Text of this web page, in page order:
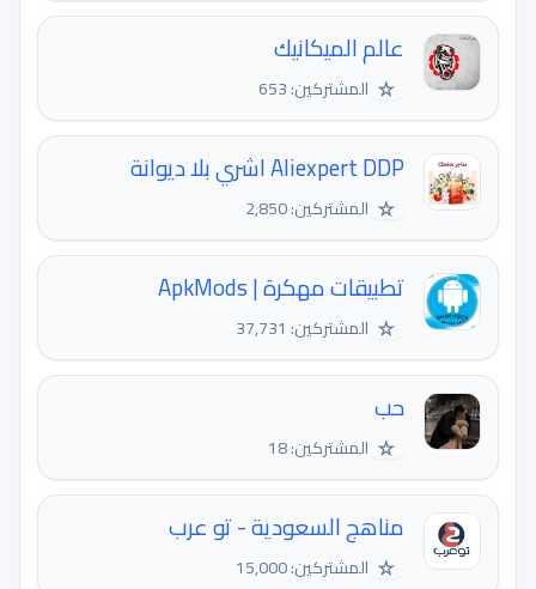
عالم الميكانيك
☆ المشتركين: 653
Aliexpert DDP اشري بلا ديوانة
☆ المشتركين: 2,850
تطبيقات مهكرة | ApkMods
☆ المشتركين: 37,731
حب
☆ المشتركين: 18
مناهج السعودية - تو عرب
☆ المشتركين: 15,000